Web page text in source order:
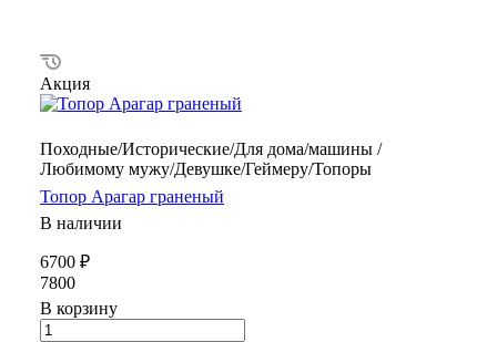
Акция
Походные/Исторические/Для дома/машины /
Любимому мужу/Девушке/Геймеру/Топоры
Топор Арагар граненый
В наличии
6700 ₽
7800
В корзину